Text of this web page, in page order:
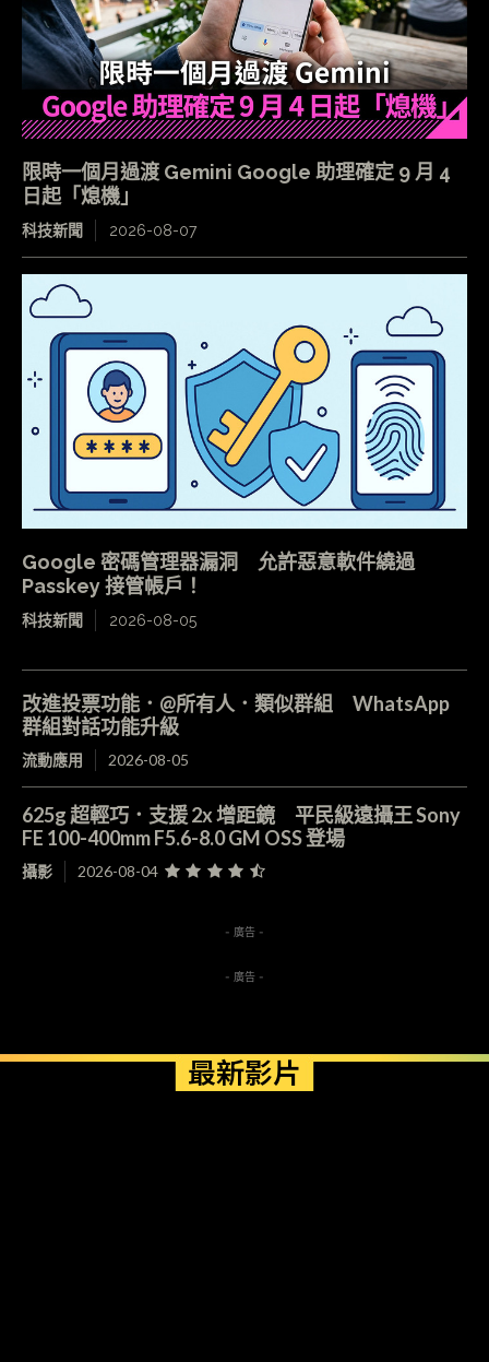
限時一個月過渡 Gemini Google 助理確定 9 月 4
日起「熄機」
科技新聞 2026-08-07
Google 密碼管理器漏洞 允許惡意軟件繞過
Passkey 接管帳戶！
科技新聞 2026-08-05
改進投票功能．@所有人．類似群組 WhatsApp
群組對話功能升級
流動應用 2026-08-05
625g 超輕巧．支援 2x 增距鏡 平民級遠攝王 Sony
FE 100-400mm F5.6-8.0 GM OSS 登場
攝影 2026-08-04
- 廣告 -
- 廣告 -
最新影片